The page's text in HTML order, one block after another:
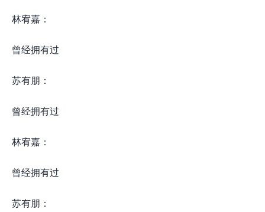
林宥嘉：
曾经拥有过
苏有朋：
曾经拥有过
林宥嘉：
曾经拥有过
苏有朋：